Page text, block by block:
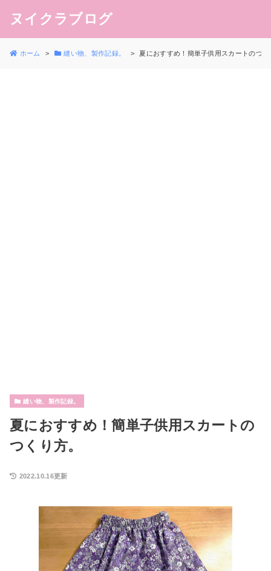
ヌイクラブログ
ホーム 縫い物、製作記録。 夏におすすめ！簡単子供用スカートのつ
縫い物、製作記録。
夏におすすめ！簡単子供用スカートの
つくり方。
2022.10.16更新